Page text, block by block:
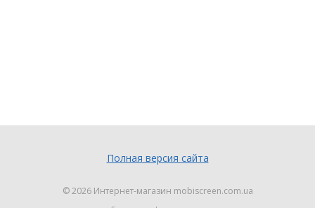
Полная версия сайта
© 2026 Интернет-магазин mobiscreen.com.ua